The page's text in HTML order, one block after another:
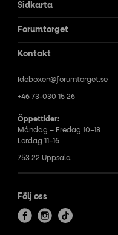
Sidkarta
Forumtorget
Kontakt
Ideboxen@forumtorget.se
+46 73-030 15 26
Öppettider:
Måndag – Fredag 10–18
Lördag 11–16
753 22 Uppsala
Följ oss
f
i
t